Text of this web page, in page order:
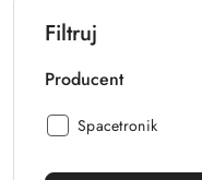
Filtruj
Producent
Producent:
Spacetronik